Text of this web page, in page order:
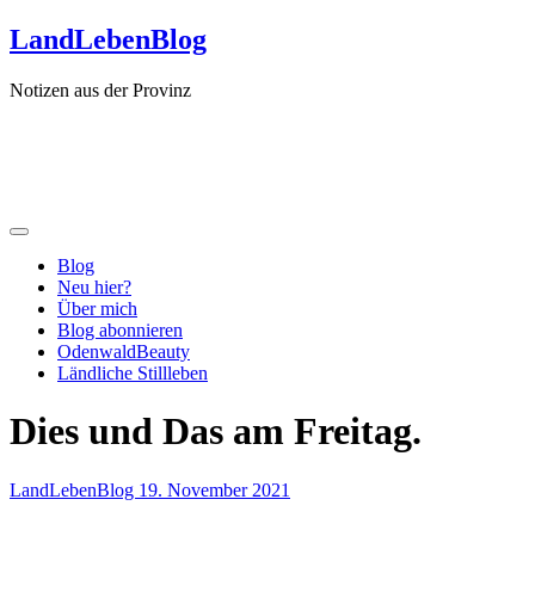
Zum
Inhalt
LandLebenBlog
Notizen aus der Provinz
Blog
Neu hier?
Über mich
Blog abonnieren
OdenwaldBeauty
Ländliche Stillleben
Dies und Das am Freitag.
LandLebenBlog 19. November 2021